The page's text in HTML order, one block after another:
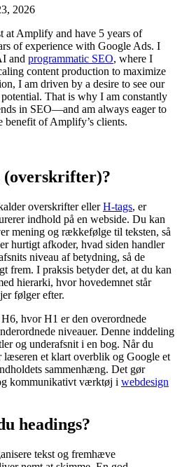
2026
at Amplify and have 5 years of
of experience with Google Ads. I
and programmatic SEO, where I
content production to maximize
I am driven by a desire to see our
That is why I am constantly
in SEO—and am always eager to
benefit of Amplify’s clients.
(overskrifter)?
overskrifter ellerH-tags, er
indhold på en webside. Du kan
mening og rækkefølge til teksten, så
hurtigt afkoder, hvad siden handler
niveau af betydning, så de
frem. I praksis betyder det, at du kan
hierarki, hvor hovedemnet står
følger efter.
hvor H1 er den overordnede
niveauer. Denne inddeling
og underafsnit i en bog. Når du
læseren et klart overblik og Google et
sammenhæng. Det gør
kommunikativt værktøj i webdesign
headings?
tekst og fremhæve